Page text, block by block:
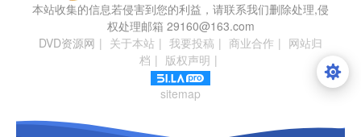
本站收集的信息若侵害到您的利益，请联系我们删除处理,侵
权处理邮箱 29160@163.com
DVD资源网 | 关于本站 | 我要投稿 | 商业合作 | 网站归
档 | 版权声明 |
sitemap